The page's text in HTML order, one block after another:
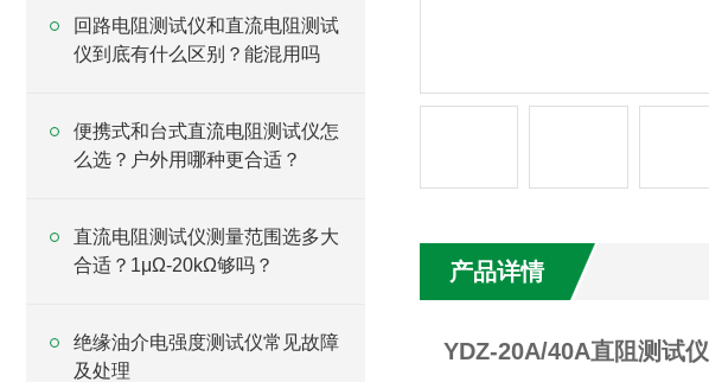
回路电阻测试仪和直流电阻测试
仪到底有什么区别？能混用吗
便携式和台式直流电阻测试仪怎
么选？户外用哪种更合适？
直流电阻测试仪测量范围选多大
合适？1μΩ-20kΩ够吗？
绝缘油介电强度测试仪常见故障
及处理
产品详情
YDZ-20A/40A直阻测试仪